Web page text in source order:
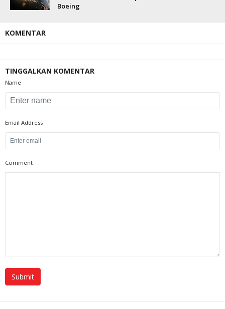
Boeing
KOMENTAR
TINGGALKAN KOMENTAR
Name
Email Address
Comment